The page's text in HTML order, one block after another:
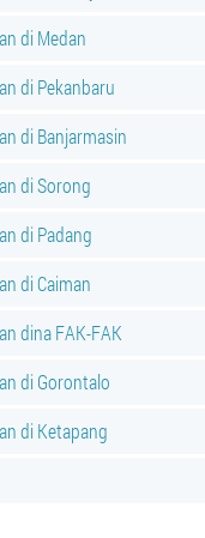
di Medan
di Pekanbaru
di Banjarmasin
di Sorong
di Padang
di Caiman
dina FAK-FAK
di Gorontalo
di Ketapang